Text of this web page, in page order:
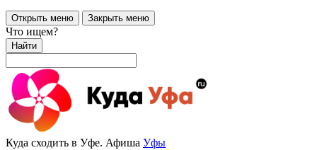
Открыть меню Закрыть меню
Что ищем?
Найти
Куда сходить в Уфе. Афиша Уфы